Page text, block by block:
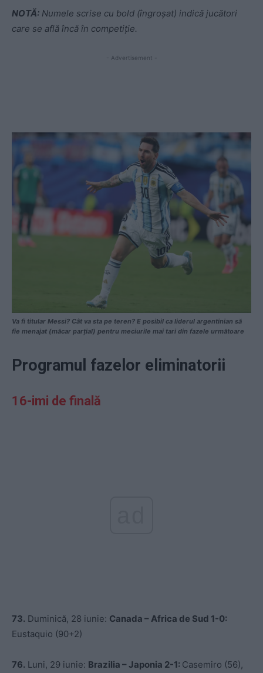
NOTĂ: Numele scrise cu bold (îngroșat) indică jucători
care se află încă în competiție.
- Advertisement -
Va fi titular Messi? Cât va sta pe teren? E posibil ca liderul argentinian să
fie menajat (măcar parțial) pentru meciurile mai tari din fazele următoare
Programul fazelor eliminatorii
16-imi de finală
73. Duminică, 28 iunie: Canada – Africa de Sud 1-0:
Eustaquio (90+2)
76. Luni, 29 iunie: Brazilia – Japonia 2-1: Casemiro (56),